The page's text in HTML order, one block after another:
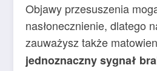
Objawy przesuszenia
nasłonecznienie, dlatego
zauważysz także
jednoznaczny sygnał